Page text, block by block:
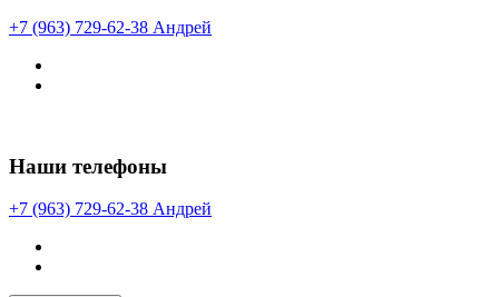
+7 (963) 729-62-38 Андрей
Наши телефоны
+7 (963) 729-62-38 Андрей